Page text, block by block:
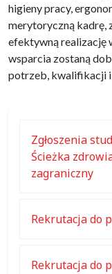
higieny pracy,
merytoryczną kadrę,
efektywną realizację
wsparcia zostaną
potrzeb, kwalifikacji
Zgłoszenia
Ścieżka
zagraniczny
Rekrutacja do
Rekrutacja do